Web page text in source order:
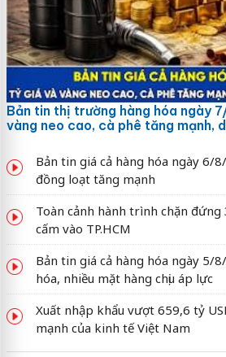
Bản tin thị trường hàng hóa ngày
vàng neo cao, cà phê tăng mạnh,
Bản tin giá cả hàng hóa ngày 6/
đồng loạt tăng mạnh
Toàn cảnh hành trình chặn
cấm vào TP.HCM
Bản tin giá cả hàng hóa ngày 5/
hóa, nhiều mặt hàng chịu áp lực
Xuất nhập khẩu vượt 659,6 tỷ
mạnh của kinh tế Việt Nam